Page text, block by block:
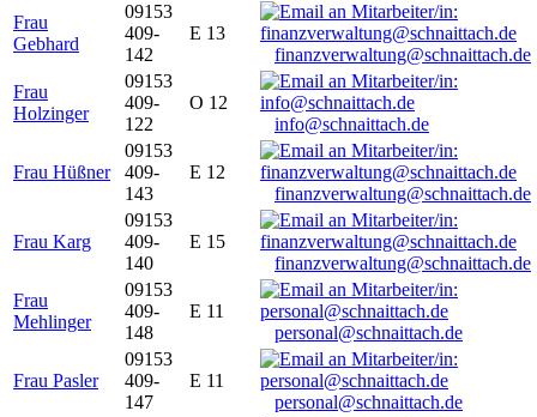
Frau
Gebhard
09153
409-
142
E 13
finanzverwaltung@schnaittach.de
Frau
Holzinger
09153
409-
122
O 12
info@schnaittach.de
Frau Hüßner
09153
409-
143
E 12
finanzverwaltung@schnaittach.de
Frau Karg
09153
409-
140
E 15
finanzverwaltung@schnaittach.de
Frau
Mehlinger
09153
409-
148
E 11
personal@schnaittach.de
Frau Pasler
09153
409-
147
E 11
personal@schnaittach.de